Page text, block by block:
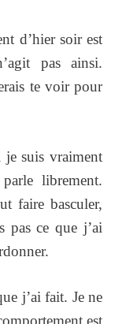
d’hier soir est
pas ainsi.
te voir pour
je suis vraiment
librement.
faire basculer,
pas ce que j’ai
j’ai fait. Je ne